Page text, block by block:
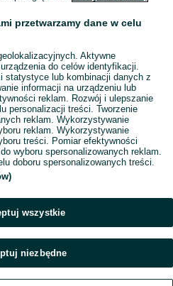
przetwarzamy dane w celu
Aktywne
do celów identyfikacji.
statystyce lub kombinacji danych z
informacji na urządzeniu lub
reklam. Rozwój i ulepszanie
personalizacji treści. Tworzenie
reklam. Wykorzystywanie
reklam. Wykorzystywanie
treści. Pomiar efektywności
wyboru spersonalizowanych reklam.
doboru spersonalizowanych treści.
wszystkie
niezbędne